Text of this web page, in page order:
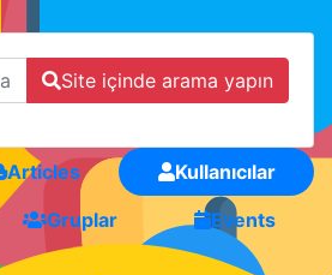
Site içinde arama yapın
Articles
Kullanıcılar
Gruplar Events